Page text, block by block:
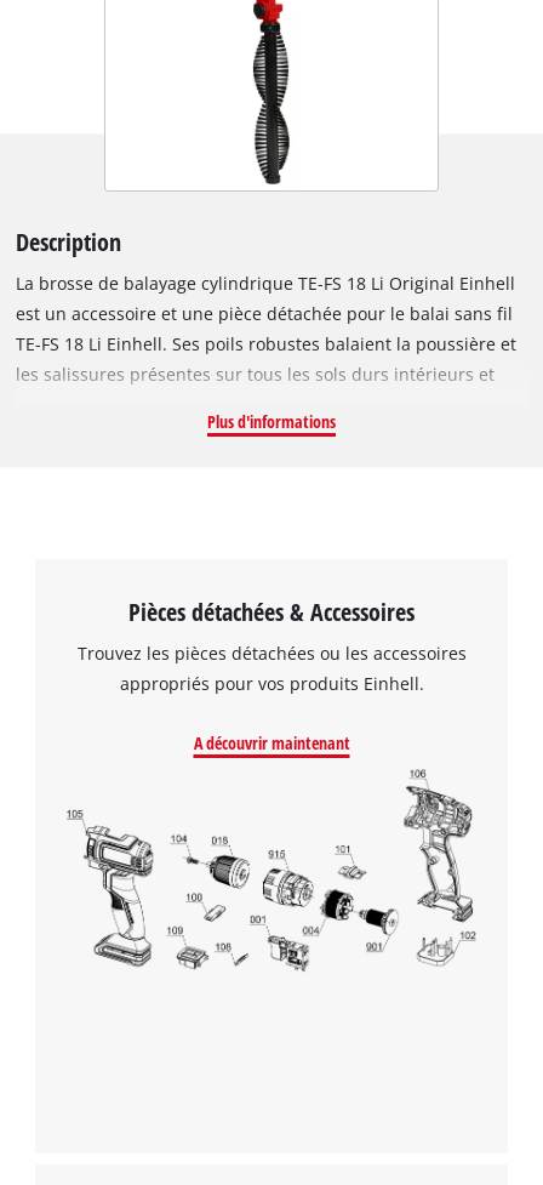
Description
La brosse de balayage cylindrique TE-FS 18 Li Original Einhell
est un accessoire et une pièce détachée pour le balai sans fil
TE-FS 18 Li Einhell. Ses poils robustes balaient la poussière et
les salissures présentes sur tous les sols durs intérieurs et
récupérées dans le bac collecteur du balai sans fil. La brosse
Plus d'informations
Pièces détachées & Accessoires
Trouvez les pièces détachées ou les accessoires
appropriés pour vos produits Einhell.
A découvrir maintenant